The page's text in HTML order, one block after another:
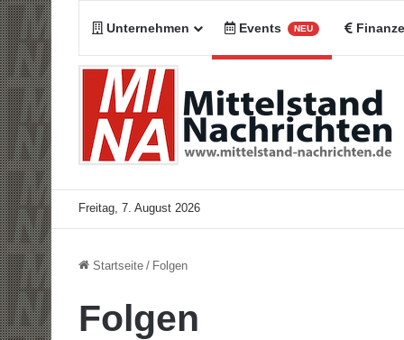
Unternehmen Events NEU
Freitag, 7. August 2026
Startseite / Folgen
Folgen